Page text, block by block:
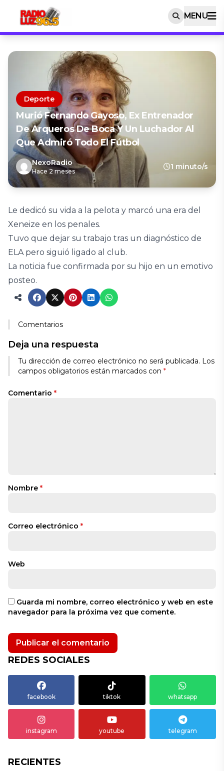
MENU
Deporte
Murió Fernando Gayoso, Ex Entrenador
De Arqueros De Boca Y Un Luchador Al
Que Admiró Todo El Fútbol
NexoRadio
Hace 2 meses
1 minuto/s
Le dedicó su vida a la pelota y marcó una era del
Xeneize en los penales.
Tuvo que dejar su trabajo tras un diagnóstico de
ELA pero siguió ligado al club.
La noticia fue confirmada por su hijo en un emotivo
posteo.
Comentarios
Deja una respuesta
Tu dirección de correo electrónico no será publicada. Los
campos obligatorios están marcados con *
Comentario *
Nombre *
Correo electrónico *
Web
Guarda mi nombre, correo electrónico y web en este
navegador para la próxima vez que comente.
REDES SOCIALES
facebook tiktok whatsapp
instagram youtube telegram
RECIENTES